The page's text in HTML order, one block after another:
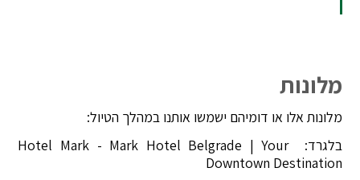
מלונות
מלונות אלו או דומיהם ישמשו אותנו במהלך הטיול:
בלגרד: Hotel Mark - Mark Hotel Belgrade | Your
Downtown Destination